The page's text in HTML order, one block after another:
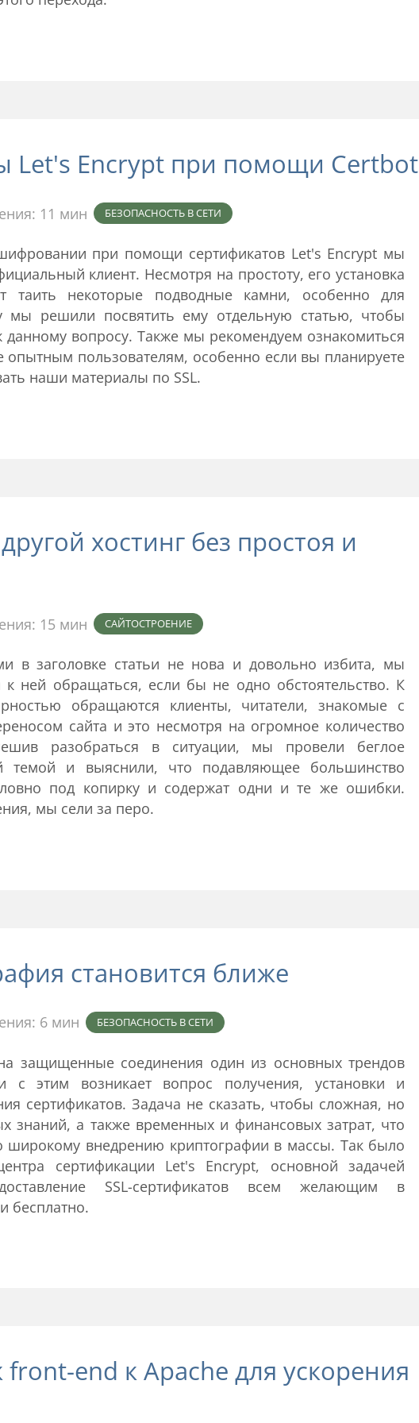
Let's Encrypt при помощи Certbot
11 мин БЕЗОПАСНОСТЬ В СЕТИ
при помощи сертификатов Let's Encrypt мы
клиент. Несмотря на простоту, его установка
таить некоторые подводные камни, особенно для
решили посвятить ему отдельную статью, чтобы
данному вопросу. Также мы рекомендуем ознакомиться
опытным пользователям, особенно если вы планируете
наши материалы по SSL.
хостинг без простоя и
15 мин САЙТОСТРОЕНИЕ
в заголовке статьи не нова и довольно избита, мы
ней обращаться, если бы не одно обстоятельство. К
обращаются клиенты, читатели, знакомые с
сайта и это несмотря на огромное количество
разобраться в ситуации, мы провели беглое
темой и выяснили, что подавляющее большинство
под копирку и содержат одни и те же ошибки.
мы сели за перо.
становится ближе
6 мин БЕЗОПАСНОСТЬ В СЕТИ
защищенные соединения один из основных трендов
с этим возникает вопрос получения, установки и
сертификатов. Задача не сказать, чтобы сложная, но
знаний, а также временных и финансовых затрат, что
широкому внедрению криптографии в массы. Так было
сертификации Let's Encrypt, основной задачей
SSL-сертификатов всем желающим в
бесплатно.
end к Apache для ускорения